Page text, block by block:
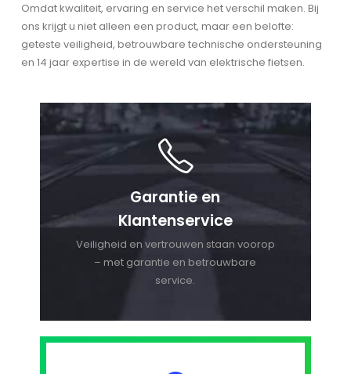
Omdat kwaliteit, ervaring en service het verschil maken. Bij
ons krijgt u niet alleen een product, maar een belofte:
geteste veiligheid, betrouwbare technische ondersteuning
en 14 jaar expertise in de wereld van elektrische fietsen.
Garantie en
Klantenservice
Veiligheid en vertrouwen staan voorop
– met garantie en betrouwbare
service.